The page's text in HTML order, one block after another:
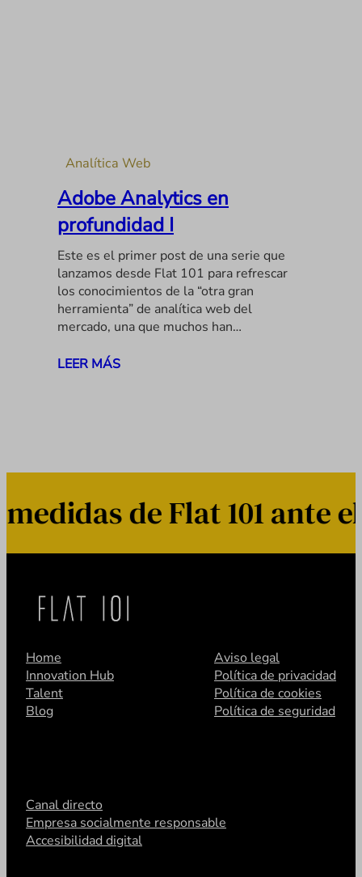
Analítica Web
Adobe Analytics en
profundidad I
Este es el primer post de una serie que
lanzamos desde Flat 101 para refrescar
los conocimientos de la “otra gran
herramienta” de analítica web del
mercado, una que muchos han…
LEER MÁS
de Flat 101 ante el
Home
Innovation Hub
Talent
Blog
Aviso legal
Política de privacidad
Política de cookies
Política de seguridad
Canal directo
Empresa socialmente responsable
Accesibilidad digital